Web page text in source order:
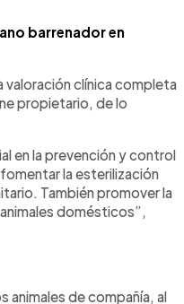
barrenador en
valoración clínica completa
propietario, de lo
en la prevención y control
la esterilización
También promover la
domésticos”,
animales de compañía, al